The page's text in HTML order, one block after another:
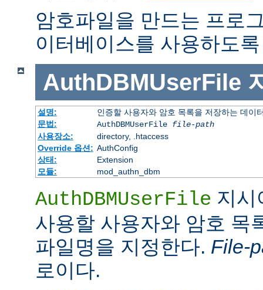
암호파일을 만드는 프로
이터베이스를 사용하도
AuthDBMUserFile
설명:
인증할 사용자와 암호 목록을 저장하는 데이
문법:
AuthDBMUserFile file-path
사용장소:
directory, .htaccess
Override 옵션: AuthConfig
상태:
Extension
모듈:
mod_authn_dbm
AuthDBMUserFile 지시
사용할 사용자와 암호 목
파일명을 지정한다. File-
로이다.